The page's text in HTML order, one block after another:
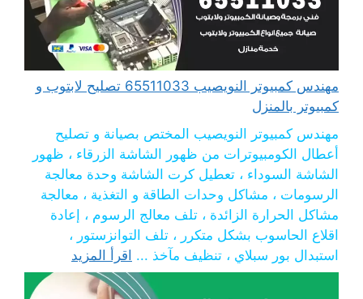
مهندس كمبيوتر النويصيب 65511033 تصليح لابتوب و
كمبيوتر بالمنزل
مهندس كمبيوتر النويصيب المختص بصيانة و تصليح
أعطال الكومبيوترات من ظهور الشاشة الزرقاء ، ظهور
الشاشة السوداء ، تعطيل كرت الشاشة وحدة معالجة
الرسومات ، مشاكل وحدات الطاقة و التغذية ، معالجة
مشاكل الحرارة الزائدة ، تلف معالج الرسوم ، إعادة
اقلاع الحاسوب بشكل متكرر ، تلف التوانزستور ،
استبدال بور سبلاي ، تنظيف مآخذ ... اقرأ المزيد